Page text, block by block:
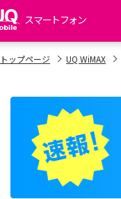
スマートフォン
my UQ WiMAX
My UQ mobile
UQ mobile ご契約の方
UQ mobile
データチャージサイト
トップページ UQ WiMAX